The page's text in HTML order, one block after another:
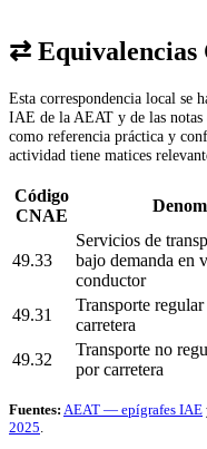
⇄ Equivalencias
Esta correspondencia local se
IAE de la AEAT y de las
como referencia práctica y
actividad tiene matices
Código
CNAE
49.33
Servicios de
bajo demanda en
conductor
49.31
Transporte
carretera
49.32
Transporte no
por carretera
Fuentes: AEAT — epígrafes IAE
2025